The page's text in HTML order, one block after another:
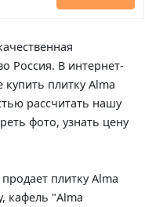
Россия. В интернет-
плитку Alma
рассчитать нашу
фото, узнать цену
плитку Alma
кафель "Alma